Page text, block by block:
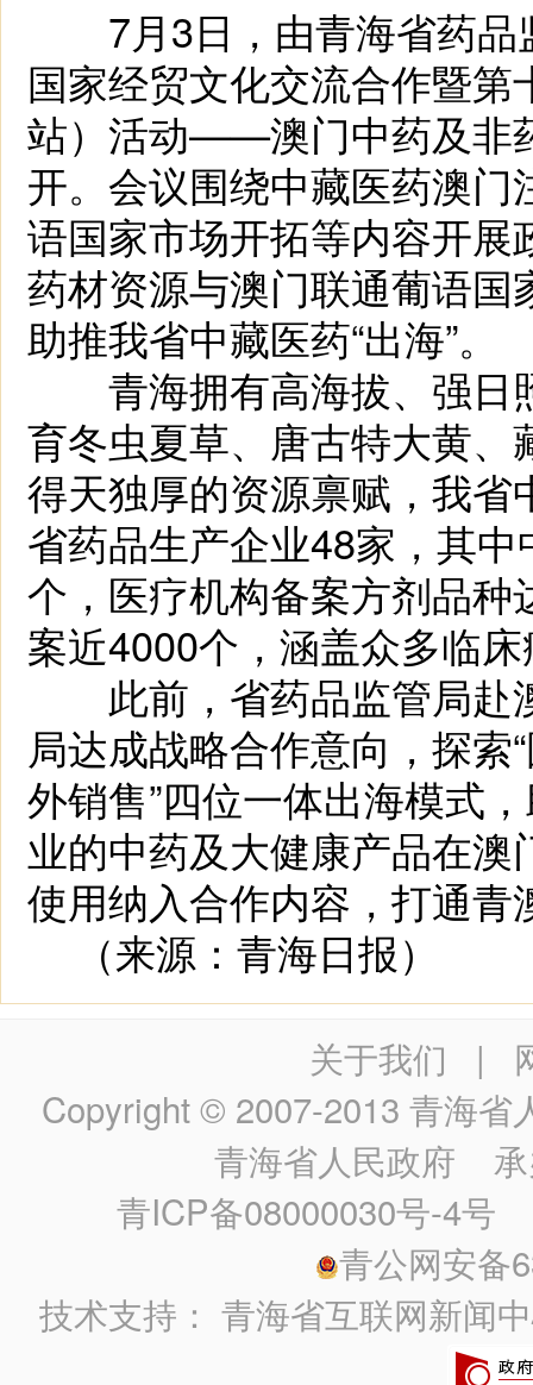
7月3日，由青海省药品
国家经贸文化交流合作暨
站）活动——澳门中药及非
开。会议围绕中藏医药澳
语国家市场开拓等内容开
药材资源与澳门联通葡语
助推我省中藏医药“出海”。
青海拥有高海拔、强日
育冬虫夏草、唐古特大黄
得天独厚的资源禀赋，我
省药品生产企业48家，其
个，医疗机构备案方剂品
案近4000个，涵盖众多临
此前，省药品监管局赴
局达成战略合作意向，探
外销售”四位一体出海模式
业的中药及大健康产品在
使用纳入合作内容，打通青
（来源：青海日报）
关于我们 |
Copyright © 2007-2013 青海省
青海省人民政府 承
青ICP备08000030号-4号
青公网安备
技术支持：青海省互联网新闻